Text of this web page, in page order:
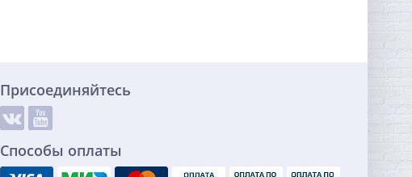
Присоединяйтесь
Способы оплаты